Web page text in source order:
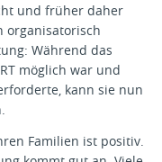
und früher daher
organisatorisch
Während das
möglich war und
kann sie nun
Familien ist positiv.